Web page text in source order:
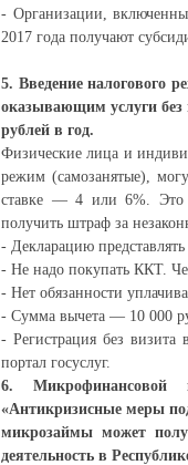
- Организации,
2017 года получают
5. Введение налогового
оказывающим услуги без
рублей в год.
Физические лица и
режим (самозанятые),
ставке — 4 или 6%. Это
получить штраф за
- Декларацию
- Не надо покупать ККТ.
- Нет обязанности
- Сумма вычета — 10 000
- Регистрация без
портал госуслуг.
6. Микрофинансовой
«Антикризисные меры
микрозаймы может
деятельность в